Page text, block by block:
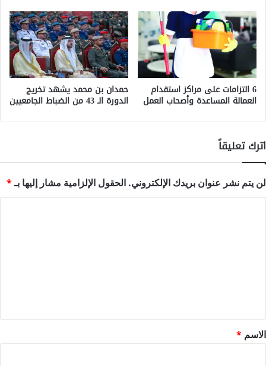
6 التزامات على مراكز استقدام
العمالة المساعدة وأصحاب العمل
حمدان بن محمد يشهد تخريج
الدورة الـ 43 من الضباط الجامعيين
اترك تعليقاً
لن يتم نشر عنوان بريدك الإلكتروني. الحقول الإلزامية مشار إليها بـ*
*
الاسم *